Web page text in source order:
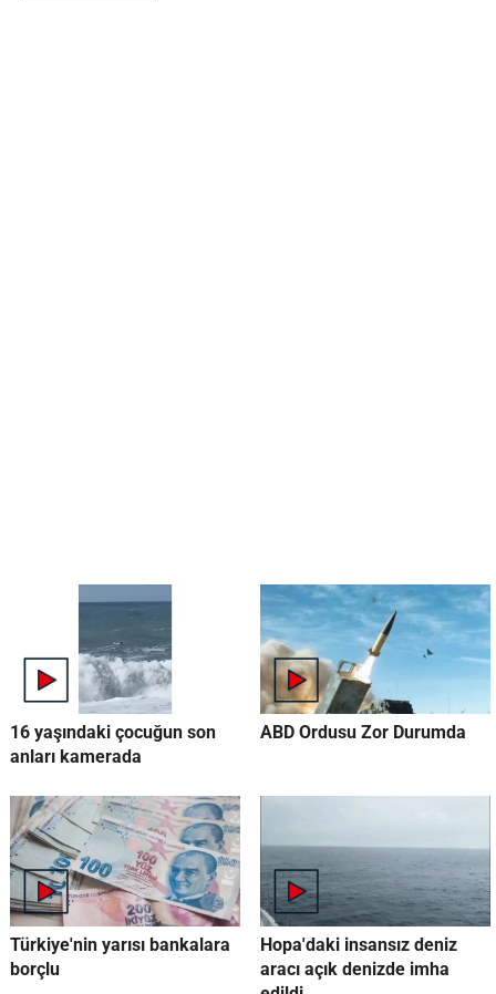
16 yaşındaki çocuğun son
anları kamerada
ABD Ordusu Zor Durumda
Türkiye'nin yarısı bankalara
borçlu
Hopa'daki insansız deniz
aracı açık denizde imha